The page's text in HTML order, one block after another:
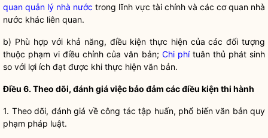
quan quản lý nhà nước trong lĩnh vực tài chính và các cơ quan nhà
nước khác liên quan.
b) Phù hợp với khả năng, điều kiện thực hiện của các đối tượng
thuộc phạm vi điều chỉnh của văn bản; Chi phítuân thủ phát sinh
so với lợi ích đạt được khi thực hiện văn bản.
Điều 6. Theo dõi, đánh giá việc bảo đảm các điều kiện thi hành
1. Theo dõi, đánh giá về công tác tập huấn, phổ biến văn bản quy
phạm pháp luật.